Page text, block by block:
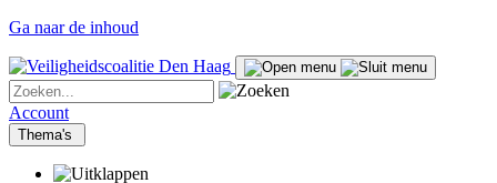
Ga naar de inhoud
Account
Thema's